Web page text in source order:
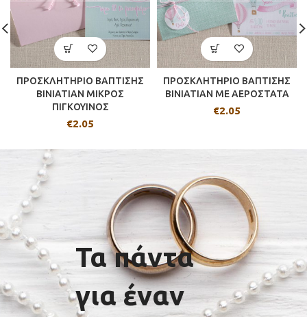
ΠΡΟΣΚΛΗΤΗΡΙΟ ΒΑΠΤΙΣΗΣ
BINIATIAN ΜΙΚΡΟΣ
ΠΙΓΚΟΥΙΝΟΣ
€2.05
ΠΡΟΣΚΛΗΤΗΡΙΟ ΒΑΠΤΙΣΗΣ
BINIATIAN ΜΕ ΑΕΡΟΣΤΑΤΑ
€2.05
Τα πάντα
για έναν